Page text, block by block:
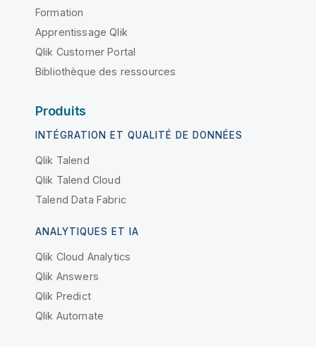
Formation
Apprentissage Qlik
Qlik Customer Portal
Bibliothèque des ressources
Produits
INTÉGRATION ET QUALITÉ DE DONNÉES
Qlik Talend
Qlik Talend Cloud
Talend Data Fabric
ANALYTIQUES ET IA
Qlik Cloud Analytics
Qlik Answers
Qlik Predict
Qlik Automate